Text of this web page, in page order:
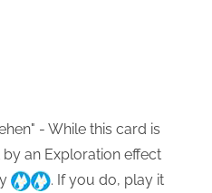
- While this card is
an Exploration effect
. If you do, play it